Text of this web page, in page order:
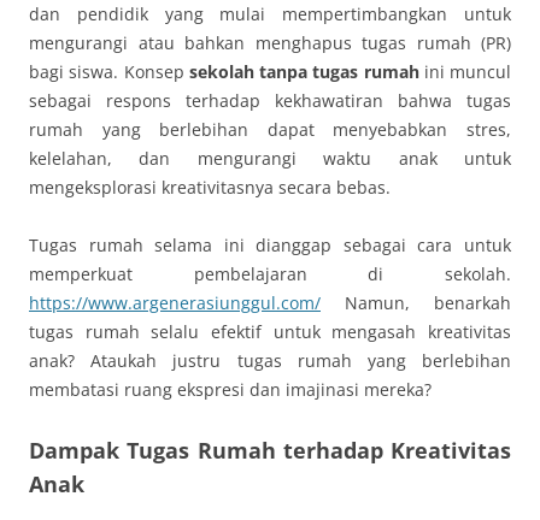
dan pendidik yang mulai mempertimbangkan untuk
mengurangi atau bahkan menghapus tugas rumah (PR)
bagi siswa. Konsep sekolah tanpa tugas rumahini muncul
sebagai respons terhadap kekhawatiran bahwa tugas
rumah yang berlebihan dapat menyebabkan stres,
kelelahan, dan mengurangi waktu anak untuk
mengeksplorasi kreativitasnya secara bebas.
Tugas rumah selama ini dianggap sebagai cara untuk
memperkuat pembelajaran di sekolah.
https://www.argenerasiunggul.com/ Namun, benarkah
tugas rumah selalu efektif untuk mengasah kreativitas
anak? Ataukah justru tugas rumah yang berlebihan
membatasi ruang ekspresi dan imajinasi mereka?
Dampak Tugas Rumah terhadap Kreativitas
Anak